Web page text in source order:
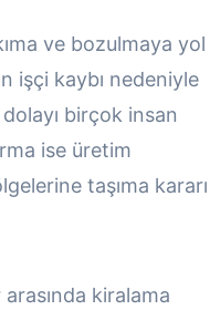
ve bozulmaya yol
işçi kaybı nedeniyle
birçok insan
ise üretim
taşıma kararı
kiralama